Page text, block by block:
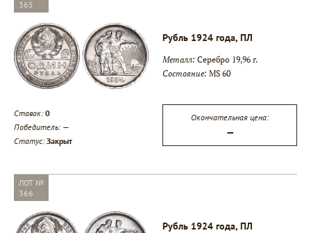
365
Рубль 1924 года, ПЛ
Металл: Серебро 19,96 г.
Состояние: MS 60
Ставок:0
Победитель: —
Статус:Закрыт
Окончательная цена:
—
ЛОТ №
366
Рубль 1924 года, ПЛ